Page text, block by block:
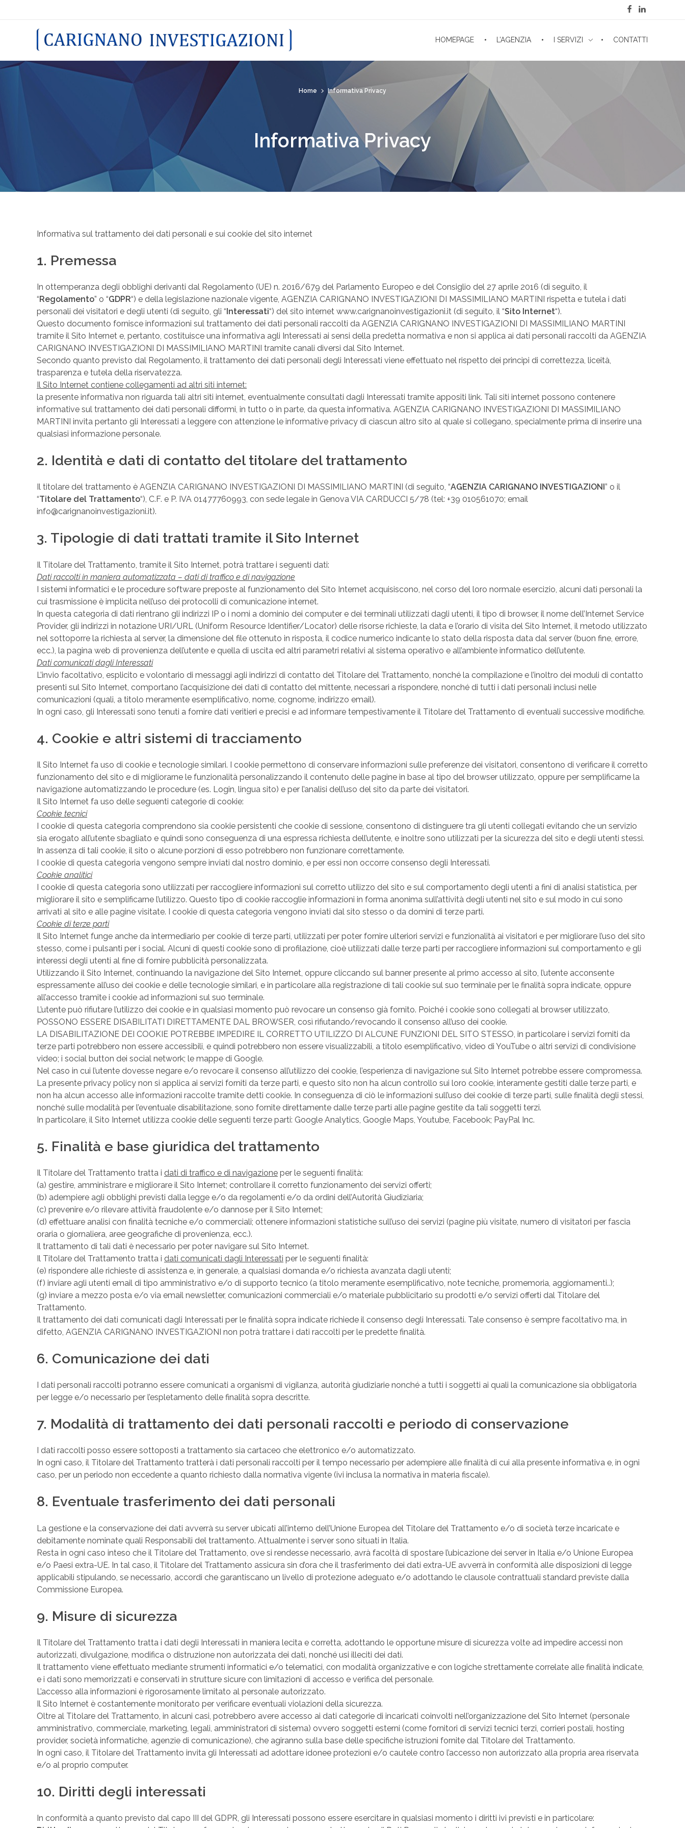
Carignano Investigazioni
HOMEPAGE L’AGENZIA I SERVIZI CONTATTI
Home Informativa Privacy
Informativa Privacy
Informativa sul trattamento dei dati personali e sui cookie del sito internet
1. Premessa
In ottemperanza degli obblighi derivanti dal Regolamento (UE) n. 2016/679 del Parlamento Europeo e del Consiglio del 27 aprile 2016 (di seguito, il
“Regolamento” o “GDPR“) e della legislazione nazionale vigente, AGENZIA CARIGNANO INVESTIGAZIONI DI MASSIMILIANO MARTINI rispetta e tutela i dati
personali dei visitatori e degli utenti (di seguito, gli “ Interessati“) del sito internet www.carignanoinvestigazioni.it (di seguito, il “Sito Internet“).
Questo documento fornisce informazioni sul trattamento dei dati personali raccolti da AGENZIA CARIGNANO INVESTIGAZIONI DI MASSIMILIANO MARTINI
tramite il Sito Internet e, pertanto, costituisce una informativa agli Interessati ai sensi della predetta normativa e non si applica ai dati personali raccolti da AGENZIA
CARIGNANO INVESTIGAZIONI DI MASSIMILIANO MARTINI tramite canali diversi dal Sito Internet.
Secondo quanto previsto dal Regolamento, il trattamento dei dati personali degli Interessati viene effettuato nel rispetto dei principi di correttezza, liceità,
trasparenza e tutela della riservatezza.
Il Sito Internet contiene collegamenti ad altri siti internet:
la presente informativa non riguarda tali altri siti internet, eventualmente consultati dagli Interessati tramite appositi link. Tali siti internet possono contenere
informative sul trattamento dei dati personali difformi, in tutto o in parte, da questa informativa. AGENZIA CARIGNANO INVESTIGAZIONI DI MASSIMILIANO
MARTINI invita pertanto gli Interessati a leggere con attenzione le informative privacy di ciascun altro sito al quale si collegano, specialmente prima di inserire una
qualsiasi informazione personale.
2. Identità e dati di contatto del titolare del trattamento
Il titolare del trattamento è AGENZIA CARIGNANO INVESTIGAZIONI DI MASSIMILIANO MARTINI (di seguito, “AGENZIA CARIGNANO INVESTIGAZIONI ” o il
“Titolare del Trattamento“), C.F. e P. IVA 01477760993, con sede legale in Genova VIA CARDUCCI 5/78 (tel: +39 010561070; email
info@carignanoinvestigazioni.it).
3. Tipologie di dati trattati tramite il Sito Internet
Il Titolare del Trattamento, tramite il Sito Internet, potrà trattare i seguenti dati:
Dati raccolti in maniera automatizzata – dati di traffico e di navigazione
I sistemi informatici e le procedure software preposte al funzionamento del Sito Internet acquisiscono, nel corso del loro normale esercizio, alcuni dati personali la
cui trasmissione è implicita nell’uso dei protocolli di comunicazione internet.
In questa categoria di dati rientrano gli indirizzi IP o i nomi a dominio dei computer e dei terminali utilizzati dagli utenti, il tipo di browser, il nome dell’Internet Service
Provider, gli indirizzi in notazione URI/URL (Uniform Resource Identifier/Locator) delle risorse richieste, la data e l’orario di visita del Sito Internet, il metodo utilizzato
nel sottoporre la richiesta al server, la dimensione del file ottenuto in risposta, il codice numerico indicante lo stato della risposta data dal server (buon fine, errore,
ecc.), la pagina web di provenienza dell’utente e quella di uscita ed altri parametri relativi al sistema operativo e all’ambiente informatico dell’utente.
Dati comunicati dagli Interessati
L’invio facoltativo, esplicito e volontario di messaggi agli indirizzi di contatto del Titolare del Trattamento, nonché la compilazione e l’inoltro dei moduli di contatto
presenti sul Sito Internet, comportano l’acquisizione dei dati di contatto del mittente, necessari a rispondere, nonché di tutti i dati personali inclusi nelle
comunicazioni (quali, a titolo meramente esemplificativo, nome, cognome, indirizzo email).
In ogni caso, gli Interessati sono tenuti a fornire dati veritieri e precisi e ad informare tempestivamente il Titolare del Trattamento di eventuali successive modifiche.
4. Cookie e altri sistemi di tracciamento
Il Sito Internet fa uso di cookie e tecnologie similari. I cookie permettono di conservare informazioni sulle preferenze dei visitatori, consentono di verificare il corretto
funzionamento del sito e di migliorarne le funzionalità personalizzando il contenuto delle pagine in base al tipo del browser utilizzato, oppure per semplificarne la
navigazione automatizzando le procedure (es. Login, lingua sito) e per l’analisi dell’uso del sito da parte dei visitatori.
Il Sito Internet fa uso delle seguenti categorie di cookie:
Cookie tecnici
I cookie di questa categoria comprendono sia cookie persistenti che cookie di sessione, consentono di distinguere tra gli utenti collegati evitando che un servizio
sia erogato all’utente sbagliato e quindi sono conseguenza di una espressa richiesta dell’utente, e inoltre sono utilizzati per la sicurezza del sito e degli utenti stessi.
In assenza di tali cookie, il sito o alcune porzioni di esso potrebbero non funzionare correttamente.
I cookie di questa categoria vengono sempre inviati dal nostro dominio, e per essi non occorre consenso degli Interessati.
Cookie analitici
I cookie di questa categoria sono utilizzati per raccogliere informazioni sul corretto utilizzo del sito e sul comportamento degli utenti a fini di analisi statistica, per
migliorare il sito e semplificarne l’utilizzo. Questo tipo di cookie raccoglie informazioni in forma anonima sull’attività degli utenti nel sito e sul modo in cui sono
arrivati al sito e alle pagine visitate. I cookie di questa categoria vengono inviati dal sito stesso o da domini di terze parti.
Cookie di terze parti
Il Sito Internet funge anche da intermediario per cookie di terze parti, utilizzati per poter fornire ulteriori servizi e funzionalità ai visitatori e per migliorare l’uso del sito
stesso, come i pulsanti per i social. Alcuni di questi cookie sono di profilazione, cioè utilizzati dalle terze parti per raccogliere informazioni sul comportamento e gli
interessi degli utenti al fine di fornire pubblicità personalizzata.
Utilizzando il Sito Internet, continuando la navigazione del Sito Internet, oppure cliccando sul banner presente al primo accesso al sito, l’utente acconsente
espressamente all’uso dei cookie e delle tecnologie similari, e in particolare alla registrazione di tali cookie sul suo terminale per le finalità sopra indicate, oppure
all’accesso tramite i cookie ad informazioni sul suo terminale.
L’utente può rifiutare l’utilizzo dei cookie e in qualsiasi momento può revocare un consenso già fornito. Poiché i cookie sono collegati al browser utilizzato,
POSSONO ESSERE DISABILITATI DIRETTAMENTE DAL BROWSER, così rifiutando/revocando il consenso all’uso dei cookie.
LA DISABILITAZIONE DEI COOKIE POTREBBE IMPEDIRE IL CORRETTO UTILIZZO DI ALCUNE FUNZIONI DEL SITO STESSO, in particolare i servizi forniti da
terze parti potrebbero non essere accessibili, e quindi potrebbero non essere visualizzabili, a titolo esemplificativo, video di YouTube o altri servizi di condivisione
video; i social button dei social network; le mappe di Google.
Nel caso in cui l’utente dovesse negare e/o revocare il consenso all’utilizzo dei cookie, l’esperienza di navigazione sul Sito Internet potrebbe essere compromessa.
La presente privacy policy non si applica ai servizi forniti da terze parti, e questo sito non ha alcun controllo sui loro cookie, interamente gestiti dalle terze parti, e
non ha alcun accesso alle informazioni raccolte tramite detti cookie. In conseguenza di ciò le informazioni sull’uso dei cookie di terze parti, sulle finalità degli stessi,
nonché sulle modalità per l’eventuale disabilitazione, sono fornite direttamente dalle terze parti alle pagine gestite da tali soggetti terzi.
In particolare, il Sito Internet utilizza cookie delle seguenti terze parti: Google Analytics, Google Maps, Youtube, Facebook; PayPal Inc.
5. Finalità e base giuridica del trattamento
Il Titolare del Trattamento tratta i dati di traffico e di navigazione per le seguenti finalità:
(a) gestire, amministrare e migliorare il Sito Internet; controllare il corretto funzionamento dei servizi offerti;
(b) adempiere agli obblighi previsti dalla legge e/o da regolamenti e/o da ordini dell’Autorità Giudiziaria;
(c) prevenire e/o rilevare attività fraudolente e/o dannose per il Sito Internet;
(d) effettuare analisi con finalità tecniche e/o commerciali; ottenere informazioni statistiche sull’uso dei servizi (pagine più visitate, numero di visitatori per fascia
oraria o giornaliera, aree geografiche di provenienza, ecc.).
Il trattamento di tali dati è necessario per poter navigare sul Sito Internet.
Il Titolare del Trattamento tratta i dati comunicati dagli Interessati per le seguenti finalità:
(e) rispondere alle richieste di assistenza e, in generale, a qualsiasi domanda e/o richiesta avanzata dagli utenti;
(f) inviare agli utenti email di tipo amministrativo e/o di supporto tecnico (a titolo meramente esemplificativo, note tecniche, promemoria, aggiornamenti..);
(g) inviare a mezzo posta e/o via email newsletter, comunicazioni commerciali e/o materiale pubblicitario su prodotti e/o servizi offerti dal Titolare del
Trattamento.
Il trattamento dei dati comunicati dagli Interessati per le finalità sopra indicate richiede il consenso degli Interessati. Tale consenso è sempre facoltativo ma, in
difetto, AGENZIA CARIGNANO INVESTIGAZIONI non potrà trattare i dati raccolti per le predette finalità.
6. Comunicazione dei dati
I dati personali raccolti potranno essere comunicati a organismi di vigilanza, autorità giudiziarie nonché a tutti i soggetti ai quali la comunicazione sia obbligatoria
per legge e/o necessario per l’espletamento delle finalità sopra descritte.
7. Modalità di trattamento dei dati personali raccolti e periodo di conservazione
I dati raccolti posso essere sottoposti a trattamento sia cartaceo che elettronico e/o automatizzato.
In ogni caso, il Titolare del Trattamento tratterà i dati personali raccolti per il tempo necessario per adempiere alle finalità di cui alla presente informativa e, in ogni
caso, per un periodo non eccedente a quanto richiesto dalla normativa vigente (ivi inclusa la normativa in materia fiscale).
8. Eventuale trasferimento dei dati personali
La gestione e la conservazione dei dati avverrà su server ubicati all’interno dell’Unione Europea del Titolare del Trattamento e/o di società terze incaricate e
debitamente nominate quali Responsabili del trattamento. Attualmente i server sono situati in Italia.
Resta in ogni caso inteso che il Titolare del Trattamento, ove si rendesse necessario, avrà facoltà di spostare l’ubicazione dei server in Italia e/o Unione Europea
e/o Paesi extra-UE. In tal caso, il Titolare del Trattamento assicura sin d’ora che il trasferimento dei dati extra-UE avverrà in conformità alle disposizioni di legge
applicabili stipulando, se necessario, accordi che garantiscano un livello di protezione adeguato e/o adottando le clausole contrattuali standard previste dalla
Commissione Europea.
9. Misure di sicurezza
Il Titolare del Trattamento tratta i dati degli Interessati in maniera lecita e corretta, adottando le opportune misure di sicurezza volte ad impedire accessi non
autorizzati, divulgazione, modifica o distruzione non autorizzata dei dati, nonché usi illeciti dei dati.
Il trattamento viene effettuato mediante strumenti informatici e/o telematici, con modalità organizzative e con logiche strettamente correlate alle finalità indicate,
e i dati sono memorizzati e conservati in strutture sicure con limitazioni di accesso e verifica del personale.
L’accesso alla informazioni è rigorosamente limitato al personale autorizzato.
Il Sito Internet è costantemente monitorato per verificare eventuali violazioni della sicurezza.
Oltre al Titolare del Trattamento, in alcuni casi, potrebbero avere accesso ai dati categorie di incaricati coinvolti nell’organizzazione del Sito Internet (personale
amministrativo, commerciale, marketing, legali, amministratori di sistema) ovvero soggetti esterni (come fornitori di servizi tecnici terzi, corrieri postali, hosting
provider, società informatiche, agenzie di comunicazione), che agiranno sulla base delle specifiche istruzioni fornite dal Titolare del Trattamento.
In ogni caso, il Titolare del Trattamento invita gli Interessati ad adottare idonee protezioni e/o cautele contro l’accesso non autorizzato alla propria area riservata
e/o al proprio computer.
10. Diritti degli interessati
In conformità a quanto previsto dal capo III del GDPR, gli Interessati possono essere esercitare in qualsiasi momento i diritti ivi previsti e in particolare: